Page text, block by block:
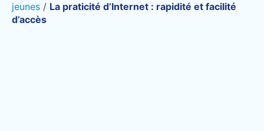
jeunes / La praticité d’Internet : rapidité et facilité
d’accès